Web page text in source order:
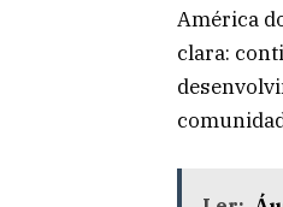
América
clara: